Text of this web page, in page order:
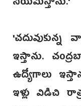
ఇస్తాను.
ఉద్యోగాలు
ఇళ్లు విడిచి